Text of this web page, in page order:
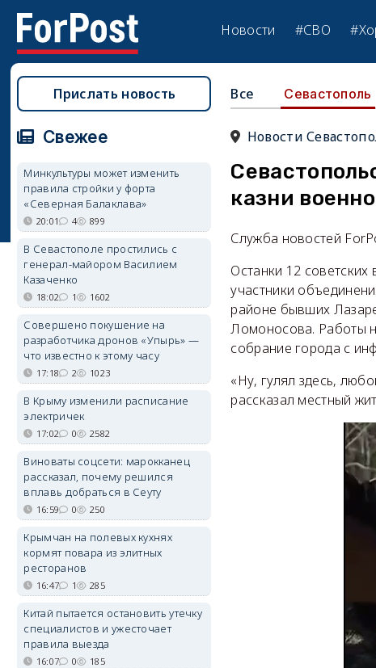
Новости #СВО
Все Севастополь
Новости
казни
Служба новостей
Останки 12
участники
районе бывших
Ломоносова. Работы
собрание города с
«Ну, гулял здесь,
рассказал местный
Прислать новость
Свежее
Минкультуры может изменить
правила стройки у форта
«Северная Балаклава»
20:01 4 899
В Севастополе простились с
генерал-майором Василием
Казаченко
18:02 1 1602
Совершено покушение на
разработчика дронов «Упырь» —
что известно к этому часу
17:18 2 1023
В Крыму изменили расписание
электричек
17:02 0 2582
Виноваты соцсети: марокканец
рассказал, почему решился
вплавь добраться в Сеуту
16:59 0 250
Крымчан на полевых кухнях
кормят повара из элитных
ресторанов
16:47 1 285
Китай пытается остановить утечку
специалистов и ужесточает
правила выезда
16:07 0 185